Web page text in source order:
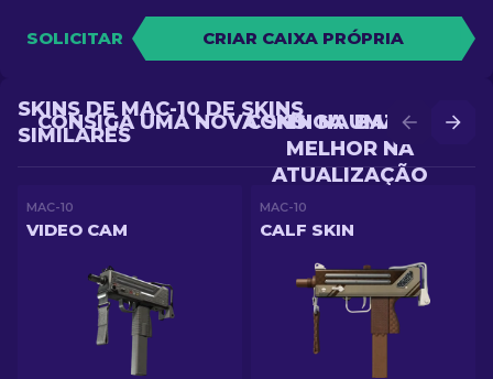
SOLICITAR CRIAR CAIXA PRÓPRIA
CONSIGA UMA SKIN
MELHOR NA
ATUALIZAÇÃO
CONSIGA UMA NOVA SKIN NA BATALHA
SKINS DE MAC-10 DE SKINS
SIMILARES
MAC-10
VIDEO CAM
MAC-10
CALF SKIN